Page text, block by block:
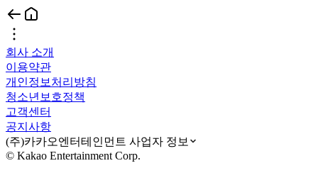
회사 소개
이용약관
개인정보처리방침
청소년보호정책
고객센터
공지사항
(주)카카오엔터테인먼트 사업자 정보
© Kakao Entertainment Corp.